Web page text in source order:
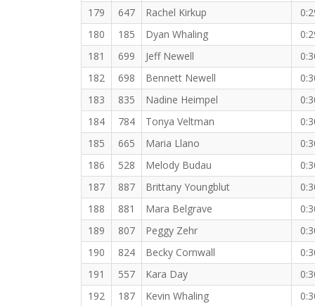
179
647 Rachel Kirkup
180
185 Dyan Whaling
181
699 Jeff Newell
182
698 Bennett Newell
183
835 Nadine Heimpel
184
784 Tonya Veltman
185
665 Maria Llano
186
528 Melody Budau
187
887 Brittany Youngblut
188
881 Mara Belgrave
189
807 Peggy Zehr
190
824 Becky Cornwall
191
557 Kara Day
192
187 Kevin Whaling